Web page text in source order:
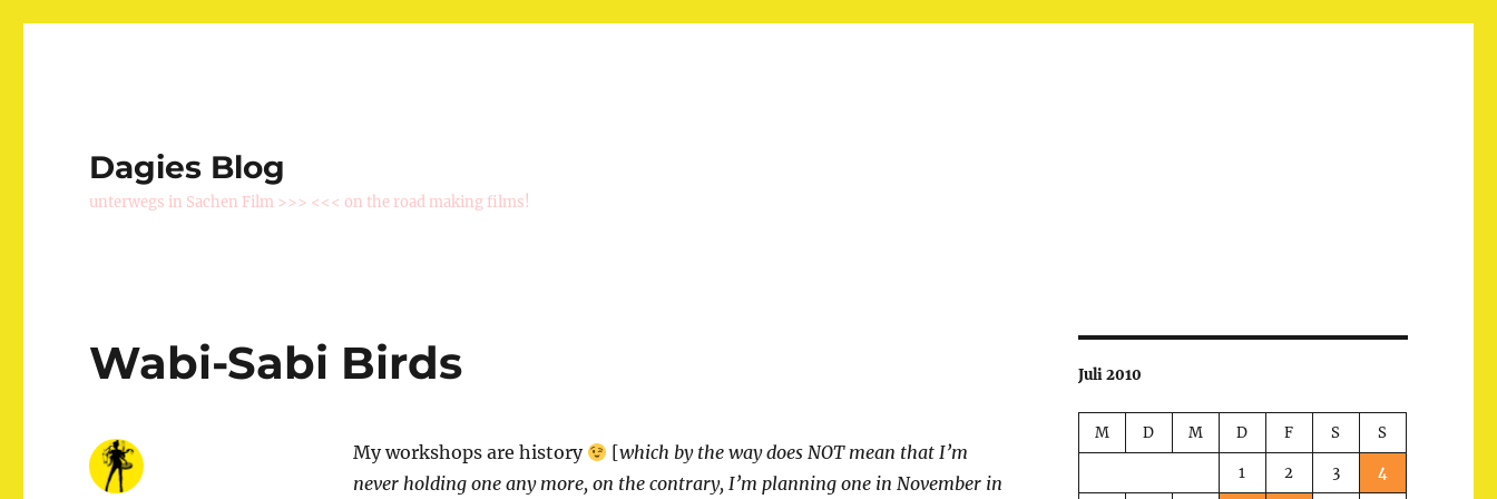
Dagies Blog
unterwegs in Sachen Film >>> <<< on the road making films!
Wabi-Sabi Birds
My workshops are history [which by the way does NOT mean that I’m
never holding one any more, on the contrary, I’m planning one in November in
Juli 2010
M D M D F S S
1 2 3 4